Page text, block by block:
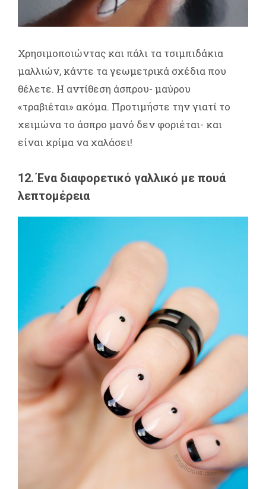
Χρησιμοποιώντας και πάλι τα τσιμπιδάκια
μαλλιών, κάντε τα γεωμετρικά σχέδια που
θέλετε. Η αντίθεση άσπρου- μαύρου
«τραβιέται» ακόμα. Προτιμήστε την γιατί το
χειμώνα το άσπρο μανό δεν φοριέται- και
είναι κρίμα να χαλάσει!
12. Ένα διαφορετικό γαλλικό με πουά
λεπτομέρεια